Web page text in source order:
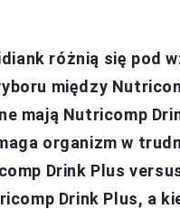
różnią się pod
między
mają Nutricomp
organizm w
Drink Plus
Drink Plus, a